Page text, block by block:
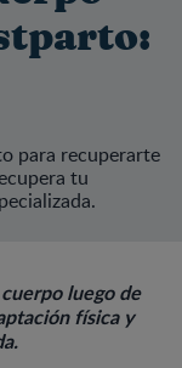
para recuperarte
tu
luego de
física y